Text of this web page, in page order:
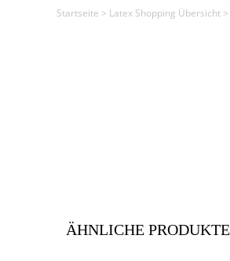
Startseite > Latex Shopping Übersicht >
ÄHNLICHE PRODUKTE